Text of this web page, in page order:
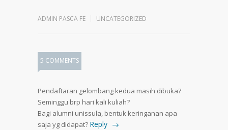
ADMIN PASCA FE UNCATEGORIZED
5 COMMENTS
Pendaftaran gelombang kedua masih dibuka?
Seminggu brp hari kali kuliah?
Bagi alumni unissula, bentuk keringanan apa
saja yg didapat? Reply